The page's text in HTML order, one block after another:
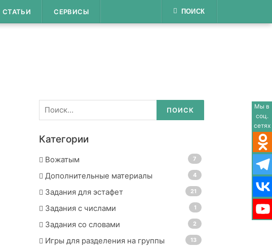
СТАТЬИ СЕРВИСЫ ПОИСК
Найти:
Категории
Вожатым 7
Дополнительные материалы 4
Задания для эстафет 21
Задания с числами 1
Задания со словами 2
Игры для разделения на группы 13
Мы в
соц.
сетях